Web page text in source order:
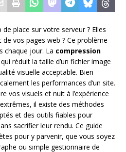
place sur votre serveur ? Elles
vos pages web ? Ce problème
chaque jour. La compression
réduit la taille d’un fichier image
visuelle acceptable. Bien
les performances d’un site.
vos visuels et nuit à l’expérience
il existe des méthodes
et des outils fiables pour
sacrifier leur rendu. Ce guide
pour y parvenir, que vous soyez
ou simple gestionnaire de